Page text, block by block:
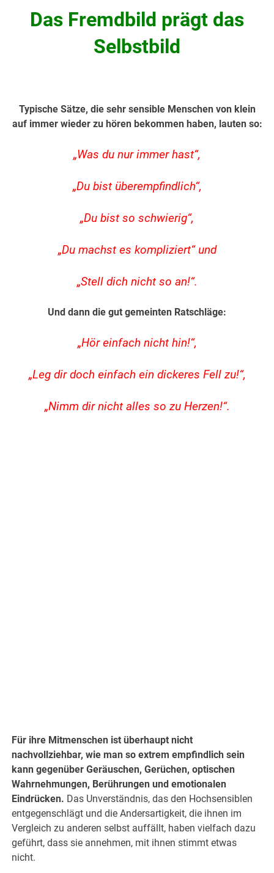
Das Fremdbild prägt das
Selbstbild
Typische Sätze, die sehr sensible Menschen von klein
auf immer wieder zu hören bekommen haben, lauten so:
„Was du nur immer hast“,
„Du bist überempfindlich“,
„Du bist so schwierig“,
„Du machst es kompliziert“ und
„Stell dich nicht so an!“.
Und dann die gut gemeinten Ratschläge:
„Hör einfach nicht hin!“,
„Leg dir doch einfach ein dickeres Fell zu!“,
„Nimm dir nicht alles so zu Herzen!“.
Für ihre Mitmenschen ist überhaupt nicht
nachvollziehbar, wie man so extrem empfindlich sein
kann gegenüber Geräuschen, Gerüchen, optischen
Wahrnehmungen, Berührungen und emotionalen
Eindrücken. Das Unverständnis, das den Hochsensiblen
entgegenschlägt und die Andersartigkeit, die ihnen im
Vergleich zu anderen selbst auffällt, haben vielfach dazu
geführt, dass sie annehmen, mit ihnen stimmt etwas
nicht.